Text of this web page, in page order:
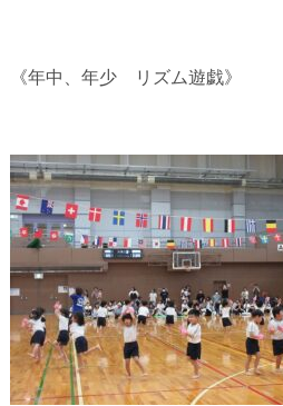
《年中、年少 リズム遊戯》